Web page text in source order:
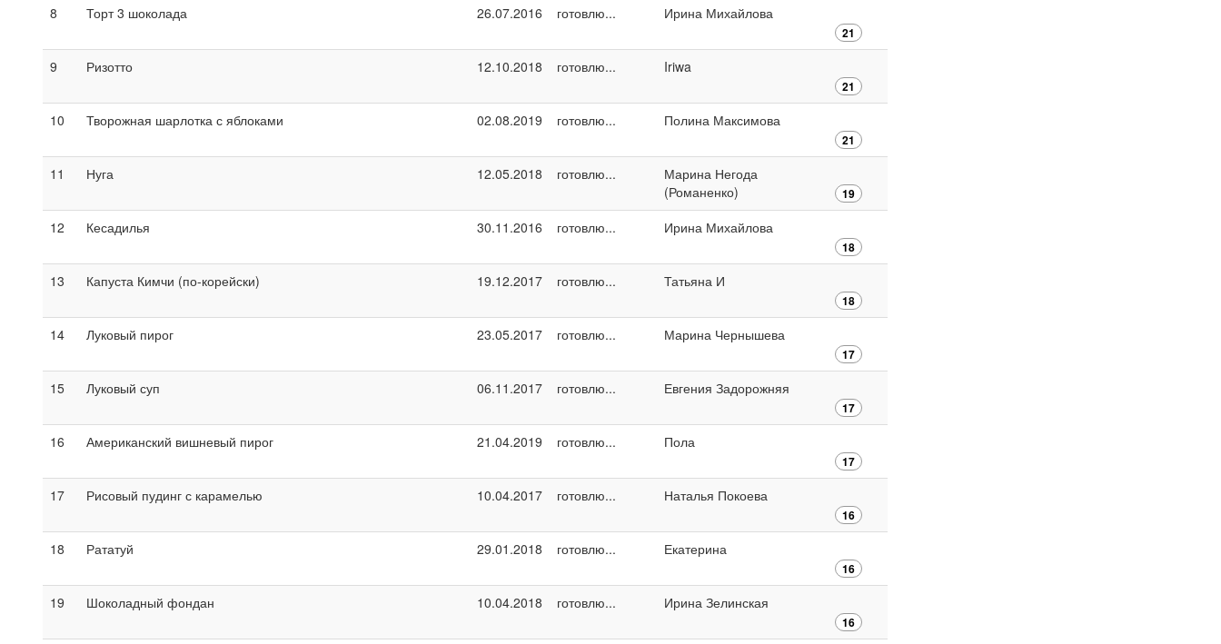
8 Торт 3 шоколада 26.07.2016 готовлю... Ирина Михайлова
21
9 Ризотто 12.10.2018 готовлю... Iriwa
21
10 Творожная шарлотка с яблоками 02.08.2019 готовлю... Полина Максимова
21
11 Нуга 12.05.2018 готовлю...
Марина Негода
(Романенко)
19
12 Кесадилья 30.11.2016 готовлю... Ирина Михайлова
18
13 Капуста Кимчи (по-корейски) 19.12.2017 готовлю... Татьяна И
18
14 Луковый пирог 23.05.2017 готовлю... Марина Чернышева
17
15 Луковый суп 06.11.2017 готовлю... Евгения Задорожняя
17
16 Американский вишневый пирог 21.04.2019 готовлю... Пола
17
17 Рисовый пудинг с карамелью 10.04.2017 готовлю... Наталья Покоева
16
18 Рататуй 29.01.2018 готовлю... Екатерина
16
19 Шоколадный фондан 10.04.2018 готовлю... Ирина Зелинская
16